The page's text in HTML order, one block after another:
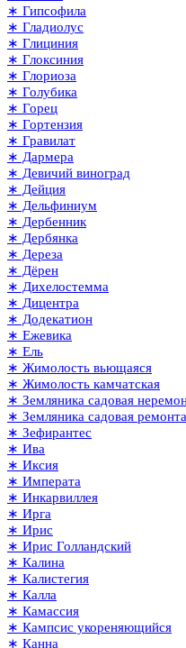
∗ Гипсофила
∗ Гладиолус
∗ Глициния
∗ Глоксиния
∗ Глориоза
∗ Голубика
∗ Горец
∗ Гортензия
∗ Гравилат
∗ Дармера
∗ Девичий виноград
∗ Дейция
∗ Дельфиниум
∗ Дербенник
∗ Дербянка
∗ Дереза
∗ Дёрен
∗ Дихелостемма
∗ Дицентра
∗ Додекатион
∗ Ежевика
∗ Ель
∗ Жимолость вьющаяся
∗ Жимолость камчатская
∗ Земляника садовая
∗ Земляника садовая
∗ Зефирантес
∗ Ива
∗ Иксия
∗ Императа
∗ Инкарвиллея
∗ Ирга
∗ Ирис
∗ Ирис Голландский
∗ Калина
∗ Калистегия
∗ Калла
∗ Камассия
∗ Кампсис укореняющийся
∗ Канна